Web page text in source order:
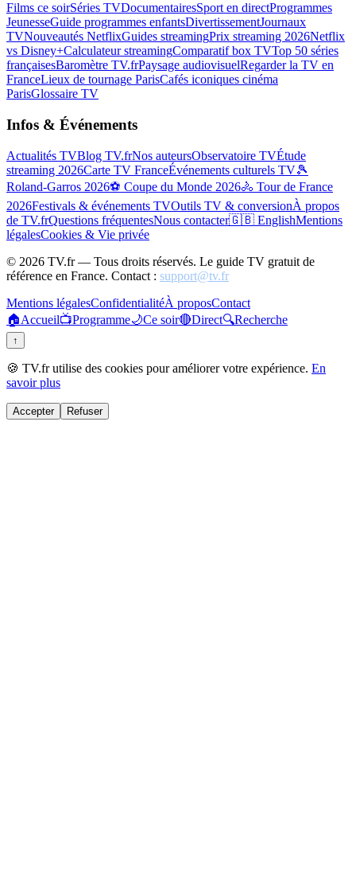
Films ce soirSéries TVDocumentairesSport en directProgrammes
JeunesseGuide programmes enfantsDivertissementJournaux
TVNouveautés NetflixGuides streamingPrix streaming 2026Netflix
vs Disney+Calculateur streamingComparatif box TVTop 50 séries
françaisesBaromètre TV.frPaysage audiovisuelRegarder la TV en
FranceLieux de tournage ParisCafés iconiques cinéma
ParisGlossaire TV
Infos & Événements
Actualités TVBlog TV.frNos auteursObservatoire TVÉtude
streaming 2026Carte TV FranceÉvénements culturels TV🎾
Roland-Garros 2026⚽ Coupe du Monde 2026🚴 Tour de France
2026Festivals & événements TVOutils TV & conversionÀ propos
de TV.frQuestions fréquentesNous contacter🇬🇧 EnglishMentions
légalesCookies & Vie privée
© 2026 TV.fr — Tous droits réservés. Le guide TV gratuit de
référence en France. Contact : support@tv.fr
Mentions légalesConfidentialitéÀ proposContact
🏠Accueil📺Programme🌙Ce soir🔴Direct🔍Recherche
↑
🍪 TV.fr utilise des cookies pour améliorer votre expérience. En
savoir plus
Accepter Refuser